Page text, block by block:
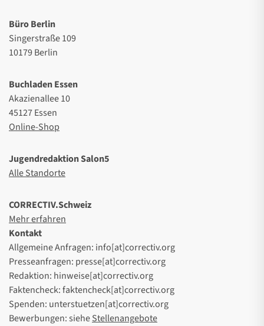
Büro Berlin
Singerstraße 109
10179 Berlin
Buchladen Essen
Akazienallee 10
45127 Essen
Online-Shop
Jugendredaktion Salon5
Alle Standorte
CORRECTIV.Schweiz
Mehr erfahren
Kontakt
Allgemeine Anfragen: info[at]correctiv.org
Presseanfragen: presse[at]correctiv.org
Redaktion: hinweise[at]correctiv.org
Faktencheck: faktencheck[at]correctiv.org
Spenden: unterstuetzen[at]correctiv.org
Bewerbungen: sieheStellenangebote